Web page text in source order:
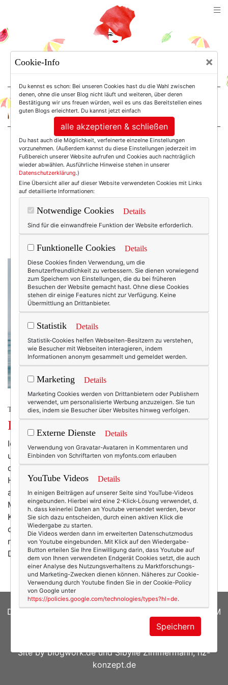
For Women. Not Girls.
Einträge mit dem
Tag:
Texterellainecuador
TEXTERELLA IN ECUADOR
Into the blue.
Ich sitze auf dem Rand des Schlauchbootes, das mich
und ein halbes Dutzend Mitreisende von der Yacht in
die kleine Bucht gebracht hat, in der das Wasser den
Himmel so türkis widerspiegelt, dass man sich fühlt,
als wäre man gerade in der Bounty-Werbung gelandet.
Meine Füße stecken in Taucherschlappen, auf dem
Kopf trage ich die Taucherbrille mit Schnorchel und
das Pazifikwasser ist einen winzigen Moment entfernt,
nur das Herabgleiten vom rauen Gummibootrand.
Doch so sehr das Wasser lockt und… mehr
DATENSCHUTZERKLÄRUNG
IMPRESSUM
| Susanne Ackstaller
Site byblogwork.deundSibylle Zimmermann, hz-
konzept.de
Cookie-Info ×
Du kennst es schon: Bei unseren Cookies hast du die Wahl zwischen
denen, ohne die unser Blog nicht läuft und weiteren, über deren
Bestätigung wir uns freuen würden, weil es uns das Bereitstellen eines
guten Blogs erleichtert. Du kannst jetzt einfach
alle akzeptieren & schließen
Du hast auch die Möglichkeit, verfeinerte einzelne Einstellungen
vorzunehmen. (Außerdem kannst du diese Einstellungen jederzeit im
Fußbereich unserer Website aufrufen und Cookies auch nachträglich
wieder abwählen. Ausführliche Hinweise stehen in unserer
Datenschutzerklärung.)
Eine Übersicht aller auf dieser Website verwendeten Cookies mit Links
auf detaillierte Informationen:
Notwendige Cookies Details
Sind für die einwandfreie Funktion der Website erforderlich.
Funktionelle Cookies Details
Diese Cookies finden Verwendung, um die
Benutzerfreundlichkeit zu verbessern. Sie dienen vorwiegend
zum Speichern von Einstellungen, die du bei früheren
Besuchen der Website gemacht hast. Ohne diese Cookies
stehen dir einige Features nicht zur Verfügung. Keine
Übermittlung an Drittanbieter.
Statistik Details
Statistik-Cookies helfen Webseiten-Besitzern zu verstehen,
wie Besucher mit Webseiten interagieren, indem
Informationen anonym gesammelt und gemeldet werden.
Marketing Details
Marketing Cookies werden von Drittanbietern oder Publishern
verwendet, um personalisierte Werbung anzuzeigen. Sie tun
dies, indem sie Besucher über Websites hinweg verfolgen.
Externe Dienste Details
Verwendung von Gravatar-Avataren in Kommentaren und
Einbinden von Schriftarten von myfonts.com erlauben
YouTube Videos Details
In einigen Beiträgen auf unserer Seite sind YouTube-Videos
eingebunden. Hierbei wird eine 2-Klick-Lösung verwendet, d.
h. dass keinerlei Daten an Youtube versendet werden, bevor
Sie sich dazu entscheiden, durch einen aktiven Klick die
Wiedergabe zu starten.
Die Videos werden dann im erweiterten Datenschutzmodus
von Youtube eingebunden. Mit Klick auf den Wiedergabe-
Button erteilen Sie Ihre Einwilligung darin, dass Youtube auf
dem von Ihnen verwendeten Endgerät Cookies setzt, die auch
einer Analyse des Nutzungsverhaltens zu Marktforschungs-
und Marketing-Zwecken dienen können. Näheres zur Cookie-
Verwendung durch Youtube finden Sie in der Cookie-Policy
von Google unter
https://policies.google.com/technologies/types?hl=de.
Speichern